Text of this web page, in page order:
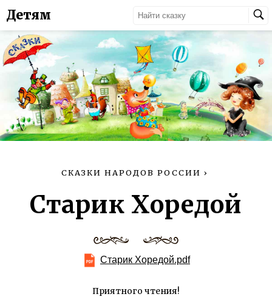
Детям
СКАЗКИ НАРОДОВ РОССИИ ›
Старик Хоредой
Старик Хоредой.pdf
Приятного чтения!